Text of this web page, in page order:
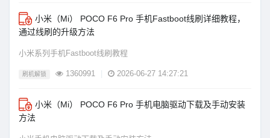
小米（Mi） POCO F6 Pro 手机Fastboot线刷详细教程，
通过线刷的升级方法
小米系列手机Fastboot线刷教程
刷机解锁 1360991 2026-06-27 14:27:21
小米（Mi） POCO F6 Pro 手机电脑驱动下载及手动安装
方法